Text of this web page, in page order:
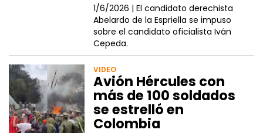
1/6/2026 |El candidato derechista
Abelardo de la Espriella se impuso
sobre el candidato oficialista Iván
Cepeda.
VIDEO
Avión Hércules con
más de 100 soldados
se estrelló en
Colombia